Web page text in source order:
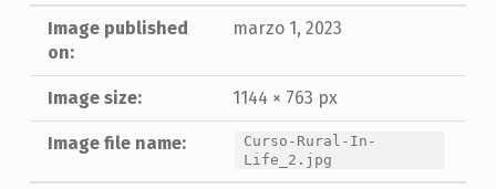
Image published
on:
marzo 1, 2023
Image size: 1144 × 763 px
Image file name:
Curso-Rural-In-
Life_2.jpg